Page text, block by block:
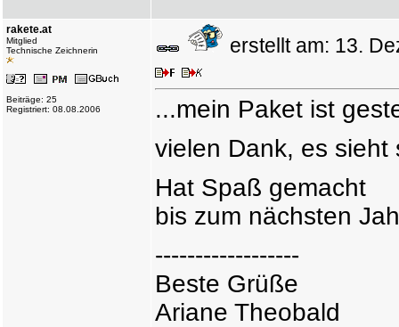
rakete.at
Mitglied
Technische Zeichnerin
Beiträge: 25
Registriert: 08.08.2006
erstellt am: 13.
...mein Paket ist
vielen Dank, es sieht
Hat Spaß gemacht
bis zum nächsten
------------------
Beste Grüße
Ariane Theobald